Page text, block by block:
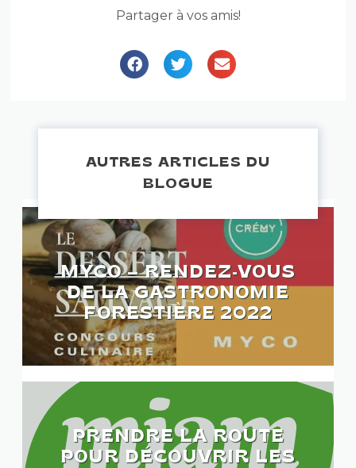
Partager à vos amis!
AUTRES ARTICLES DU
BLOGUE
MYCO – RENDEZ-VOUS
DE LA GASTRONOMIE
FORESTIÈRE 2022
PRENDRE LA ROUTE
POUR DÉCOUVRIR LES